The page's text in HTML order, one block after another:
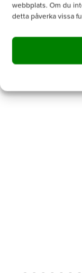
webbplats. Om du
detta påverka vissa